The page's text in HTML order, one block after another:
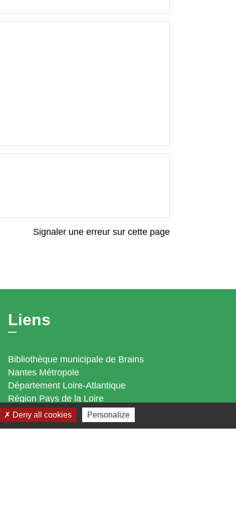
Signaler une erreur sur cette page
Liens
Bibliothèque municipale de Brains
Nantes Métropole
Département Loire-Atlantique
Région Pays de la Loire
Préfecture de la Loire-Atlantique
Deny all cookies Personalize